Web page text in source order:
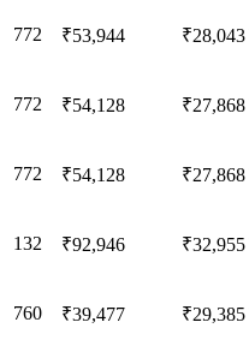
772 ₹53,944 ₹28,043
772 ₹54,128 ₹27,868
772 ₹54,128 ₹27,868
132 ₹92,946 ₹32,955
760 ₹39,477 ₹29,385